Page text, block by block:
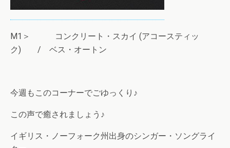
M1＞ コンクリート・スカイ (アコースティッ
ク) / ベス・オートン
今週もこのコーナーでごゆっくり♪
この声で癒されましょう♪
イギリス・ノーフォーク州出身のシンガー・ソングライ